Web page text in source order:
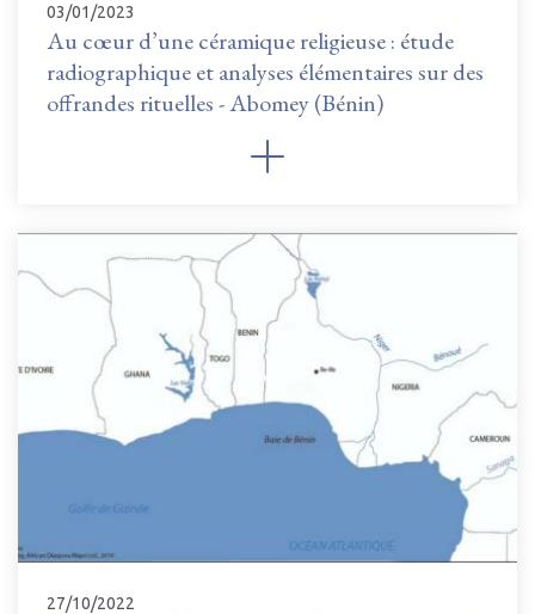
03/01/2023
Au cœur d’une céramique religieuse : étude
radiographique et analyses élémentaires sur des
offrandes rituelles - Abomey (Bénin)
27/10/2022